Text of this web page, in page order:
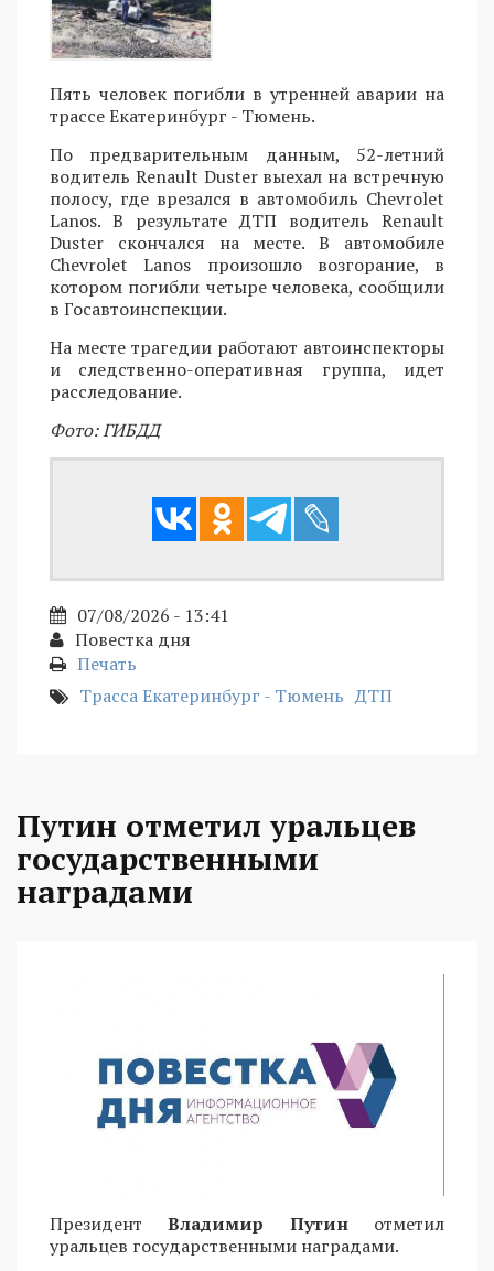
Пять человек погибли в утренней аварии на
трассе Екатеринбург - Тюмень.
По предварительным данным, 52-летний
водитель Renault Duster выехал на встречную
полосу, где врезался в автомобиль Chevrolet
Lanos. В результате ДТП водитель Renault
Duster скончался на месте. В автомобиле
Chevrolet Lanos произошло возгорание, в
котором погибли четыре человека, сообщили
в Госавтоинспекции.
На месте трагедии работают автоинспекторы
и следственно-оперативная группа, идет
расследование.
Фото: ГИБДД
07/08/2026 - 13:41
Повестка дня
Печать
Трасса Екатеринбург - Тюмень ДТП
Путин отметил уральцев
государственными
наградами
ПрезидентВладимир Путин отметил
уральцев государственными наградами.